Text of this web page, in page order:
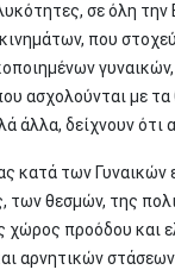
σε όλη
που
ασχολούνται με
άλλα, δείχνουν ότι
κατά των
των θεσμών, της
προόδου και
αρνητικών